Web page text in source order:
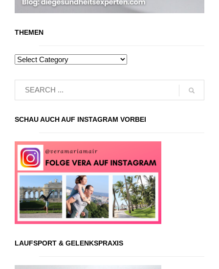
THEMEN
SCHAU AUCH AUF INSTAGRAM VORBEI
LAUFSPORT & GELENKSPRAXIS